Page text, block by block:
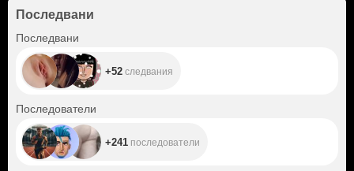
Последвани
Последвани
+52 следвания
Последователи
+241 последователи